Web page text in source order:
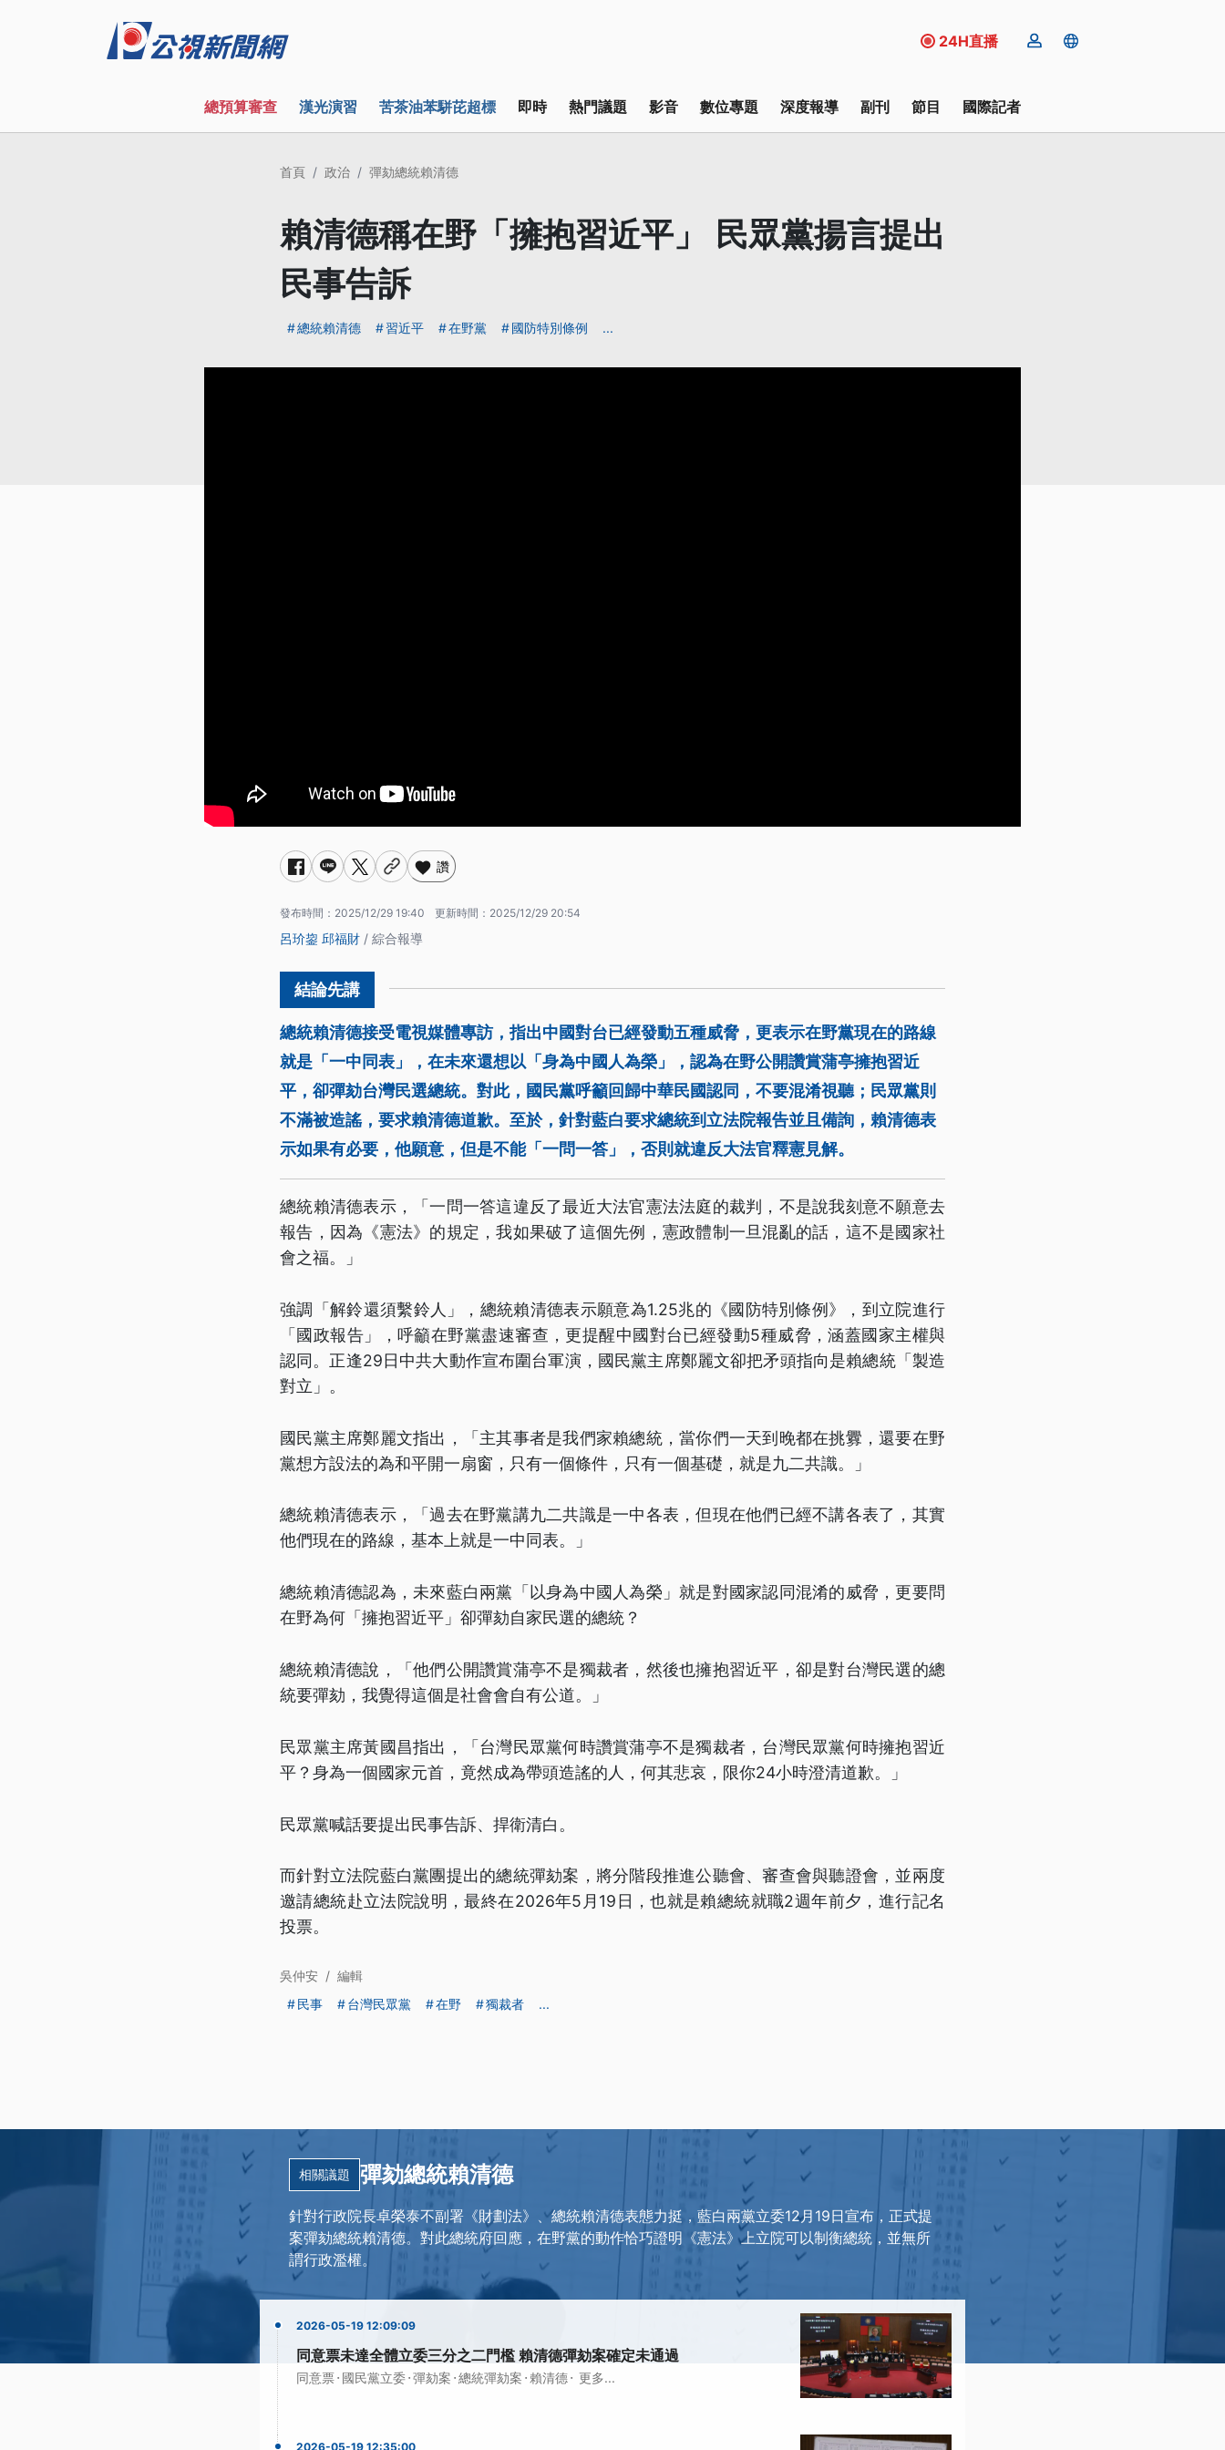
24H直播
總預算審查 漢光演習 苦茶油苯駢芘超標 即時 熱門議題 影音 數位專題 深度報導 副刊 節目 國際記者
首頁 政治 彈劾總統賴清德
賴清德稱在野「擁抱習近平」 民眾黨揚言提出
民事告訴
總統賴清德 習近平 在野黨 國防特別條例 ...
讚
發布時間： 2025/12/29 19:40 更新時間： 2025/12/29 20:54
呂玠鋆 邱福財 / 綜合報導
總統賴清德接受電視媒體專訪，指出中國對台已經發動五種威脅，更表示在野黨現在的路線
就是「一中同表」，在未來還想以「身為中國人為榮」，認為在野公開讚賞蒲亭擁抱習近
平，卻彈劾台灣民選總統。對此，國民黨呼籲回歸中華民國認同，不要混淆視聽；民眾黨則
不滿被造謠，要求賴清德道歉。至於，針對藍白要求總統到立法院報告並且備詢，賴清德表
示如果有必要，他願意，但是不能「一問一答」，否則就違反大法官釋憲見解。
總統賴清德表示，「一問一答這違反了最近大法官憲法法庭的裁判，不是說我刻意不願意去
報告，因為《憲法》的規定，我如果破了這個先例，憲政體制一旦混亂的話，這不是國家社
會之福。」
強調「解鈴還須繫鈴人」，總統賴清德表示願意為1.25兆的《國防特別條例》，到立院進行
「國政報告」，呼籲在野黨盡速審查，更提醒中國對台已經發動5種威脅，涵蓋國家主權與
認同。正逢29日中共大動作宣布圍台軍演，國民黨主席鄭麗文卻把矛頭指向是賴總統「製造
對立」。
國民黨主席鄭麗文指出，「主其事者是我們家賴總統，當你們一天到晚都在挑釁，還要在野
黨想方設法的為和平開一扇窗，只有一個條件，只有一個基礎，就是九二共識。」
總統賴清德表示，「過去在野黨講九二共識是一中各表，但現在他們已經不講各表了，其實
他們現在的路線，基本上就是一中同表。」
總統賴清德認為，未來藍白兩黨「以身為中國人為榮」就是對國家認同混淆的威脅，更要問
在野為何「擁抱習近平」卻彈劾自家民選的總統？
總統賴清德說，「他們公開讚賞蒲亭不是獨裁者，然後也擁抱習近平，卻是對台灣民選的總
統要彈劾，我覺得這個是社會會自有公道。」
民眾黨主席黃國昌指出，「台灣民眾黨何時讚賞蒲亭不是獨裁者，台灣民眾黨何時擁抱習近
平？身為一個國家元首，竟然成為帶頭造謠的人，何其悲哀，限你24小時澄清道歉。」
民眾黨喊話要提出民事告訴、捍衛清白。
而針對立法院藍白黨團提出的總統彈劾案，將分階段推進公聽會、審查會與聽證會，並兩度
邀請總統赴立法院說明，最終在2026年5月19日，也就是賴總統就職2週年前夕，進行記名
投票。
吳仲安 / 編輯
民事
台灣民眾黨 在野 獨裁者 ...
相關議題 彈劾總統賴清德
針對行政院長卓榮泰不副署《財劃法》、總統賴清德表態力挺，藍白兩黨立委12月19日宣布，正式提
案彈劾總統賴清德。對此總統府回應，在野黨的動作恰巧證明《憲法》上立院可以制衡總統，並無所
謂行政濫權。
2026-05-19 12:09:09
同意票未達全體立委三分之二門檻 賴清德彈劾案確定未通過
同意票· 國民黨立委·彈劾案 ·總統彈劾案 · 賴清德· 更多...
2026-05-19 12:35:00